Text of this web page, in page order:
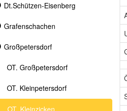
Collapsed
Dt.Schützen-Eisenberg
Collapsed
Grafenschachen
Expanded
section
Großpetersdorf
OT. Großpetersdorf
OT. Kleinpetersdorf
OT. Kleinzicken